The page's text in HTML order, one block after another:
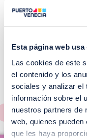
Esta página web usa
Las cookies de este
el contenido y los
sociales y analizar el
información sobre el
nuestros partners de
web, quienes
que les haya
¡No te
EVENTOS!
Ver todos >